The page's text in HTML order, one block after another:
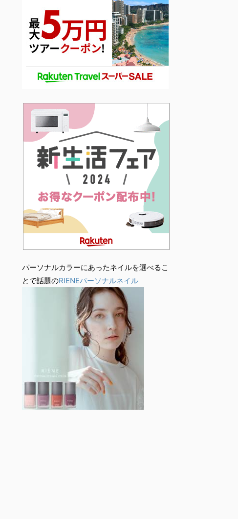
パーソナルカラーにあったネイルを選べるこ
とで話題のRIENEパーソナルネイル